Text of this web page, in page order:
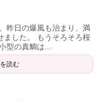
昨日の爆風も治まり、満
ました。 もうそろそろ桜
型の真鯛は...
読む